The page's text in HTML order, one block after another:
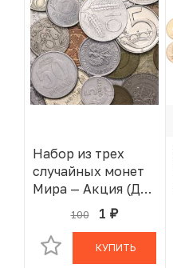
Набор из трех
случайных монет
Мира — Акция (Для
заказов от 2000 р)
100 1 руб.
В КОРЗИНЕ
КУПИТЬ